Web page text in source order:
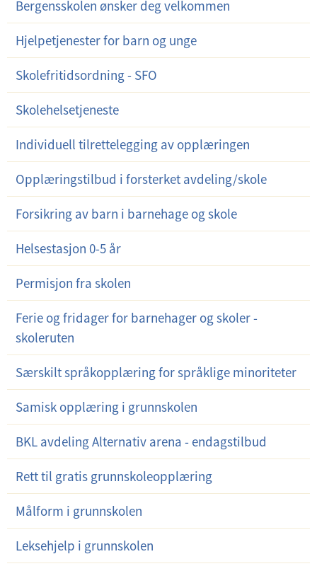
e
y
Bergensskolen ønsker deg velkommen
Hjelpetjenester for barn og unge
Skolefritidsordning - SFO
Skolehelsetjeneste
Individuell tilrettelegging av opplæringen
Opplæringstilbud i forsterket avdeling/skole
Forsikring av barn i barnehage og skole
Helsestasjon 0-5 år
Permisjon fra skolen
Ferie og fridager for barnehager og skoler -
skoleruten
Særskilt språkopplæring for språklige minoriteter
Samisk opplæring i grunnskolen
BKL avdeling Alternativ arena - endagstilbud
Rett til gratis grunnskoleopplæring
Målform i grunnskolen
Leksehjelp i grunnskolen